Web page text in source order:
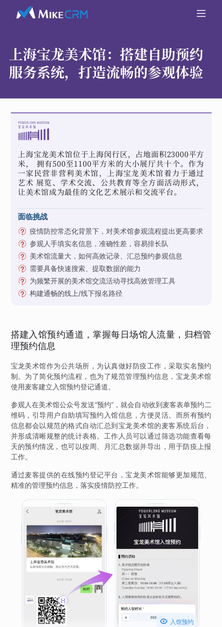
上海宝龙美术馆： 搭建自助预约
服务系统，打造流畅的参观体验
上海宝龙美术馆位于上海闵行区，占地面积23000平方
米， 拥有500至1100平方米的大小展厅共十个。作为
一家民营非营利美术馆，上海宝龙美术馆着力于通过
艺术 展览、学术交流、公共教育等全方面活动形式，
让美术馆成为最佳的文化艺术展示和交流平台。
面临挑战
疫情防控常态化背景下，对美术馆参观流程提出更高要求
参观人手填实名信息，准确性差，容易排长队
美术馆流量大，如何高效记录、汇总预约参观信息
需要具备快速搜索、提取数据的能力
为频繁开展的美术馆交流活动寻找高效管理工具
构建通畅的线上/线下报名路径
搭建入馆预约通道，掌握每日场馆人流量，归档管
理预约信息
宝龙美术馆作为公共场所，为认真做好防疫工作，采取实名预约
制。为了简化预约流程，也为了规范管理预约信息，宝龙美术馆
使用麦客建立入馆预约登记通道。
参观人在美术馆公众号发送“预约”，就会自动收到麦客表单预约二
维码，引导用户自助填写预约入馆信息，方便灵活。而所有预约
信息都会以规范的格式自动汇总到宝龙美术馆的麦客系统后台，
并形成清晰规整的统计表格。工作人员可以通过筛选功能查看每
天的预约情况，也可以按周、月汇总数据并导出，用于防疫上报
工作。
通过麦客提供的在线预约登记平台，宝龙美术馆能够更加规范、
精准的管理预约信息，落实疫情防控工作。
 入馆预约